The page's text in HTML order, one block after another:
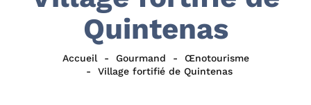
Quintenas
Accueil Gourmand
Œnotourisme
Village fortifié de Quintenas